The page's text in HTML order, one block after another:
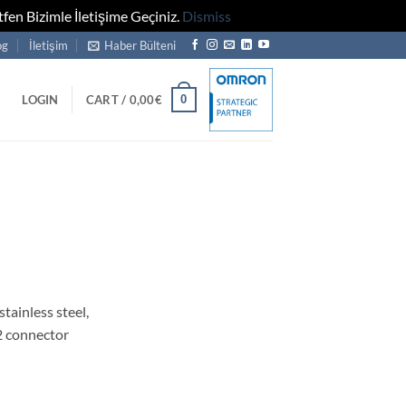
Bizimle İletişime Geçiniz. Dismiss
İletişim Haber Bülteni
LOGIN CART / 0,00€ 0
steel,
connector